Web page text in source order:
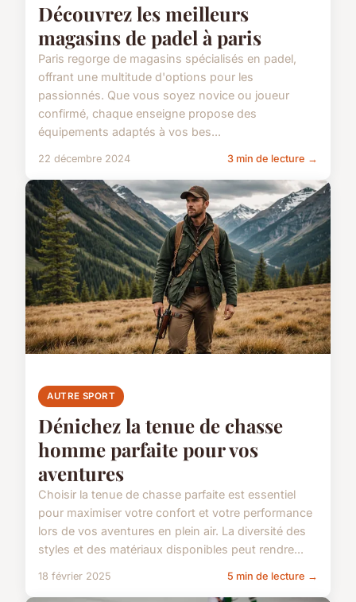
Découvrez les meilleurs
magasins de padel à paris
Paris regorge de magasins spécialisés en padel,
offrant une multitude d'options pour les
passionnés. Que vous soyez novice ou joueur
confirmé, chaque enseigne propose des
équipements adaptés à vos bes...
22 décembre 2024 3 min de lecture →
AUTRE SPORT
Dénichez la tenue de chasse
homme parfaite pour vos
aventures
Choisir la tenue de chasse parfaite est essentiel
pour maximiser votre confort et votre performance
lors de vos aventures en plein air. La diversité des
styles et des matériaux disponibles peut rendre...
18 février 2025 5 min de lecture →